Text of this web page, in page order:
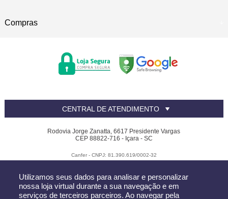
Utilizamos seus dados para analisar e personalizar
nossa loja virtual durante a sua navegação e em
serviços de terceiros parceiros. Ao navegar pela
Compras
CENTRAL DE ATENDIMENTO
Rodovia Jorge Zanatta, 6617 Presidente Vargas
CEP 88822-716 - Içara - SC
Canfer - CNPJ: 81.390.619/0002-32